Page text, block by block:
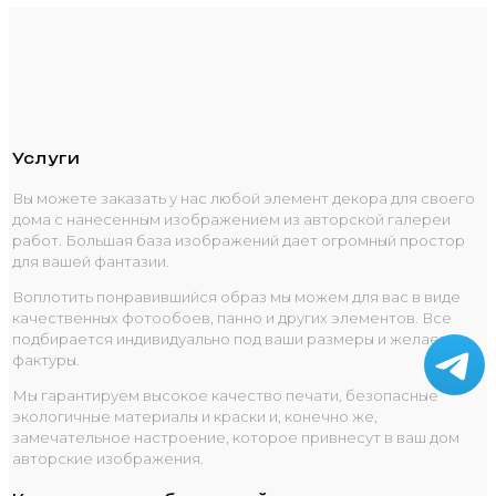
Услуги
Вы можете заказать у нас любой элемент декора для своего
дома с нанесенным изображением из авторской галереи
работ. Большая база изображений дает огромный простор
для вашей фантазии.
Воплотить понравившийся образ мы можем для вас в виде
качественных фотообоев, панно и других элементов. Все
подбирается индивидуально под ваши размеры и желаемые
фактуры.
Мы гарантируем высокое качество печати, безопасные
экологичные материалы и краски и, конечно же,
замечательное настроение, которое привнесут в ваш дом
авторские изображения.